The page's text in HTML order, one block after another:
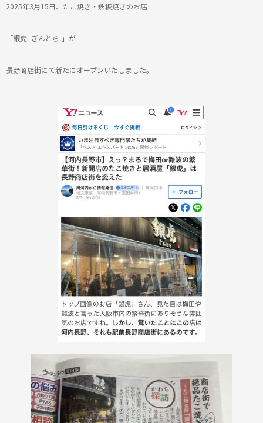
2025年3月15日、 たこ焼き・鉄板焼きのお店
「銀虎 -ぎんとら-」が
長野商店街にて新たにオープンいたしました。